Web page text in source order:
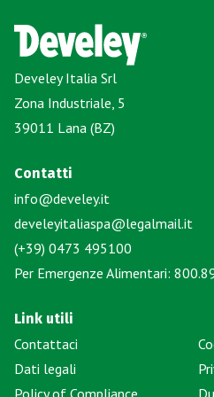
Develey Italia Srl
Zona Industriale, 5
39011 Lana (BZ)
Contatti
info@develey.it
develeyitaliaspa@legalmail.it
(+39) 0473 495100
Per Emergenze Alimentari:
Link utili
Contattaci
Dati legali